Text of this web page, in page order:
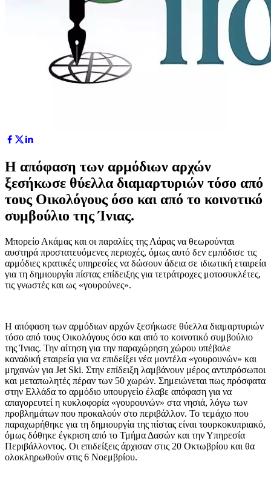
Η απόφαση των αρμόδιων αρχών
ξεσήκωσε θύελλα διαμαρτυριών τόσο από
τους Οικολόγους όσο και από το κοινοτικό
συμβούλιο της Ίνιας.
Μπορείο Ακάμας και οι παραλίες της Λάρας να θεωρούνται
αυστηρά προστατευόμενες περιοχές, όμως αυτό δεν εμπόδισε τις
αρμόδιες κρατικές υπηρεσίες να δώσουν άδεια σε ιδιωτική εταιρεία
για τη δημιουργία πίστας επίδειξης για τετράτροχες μοτοσυκλέτες,
τις γνωστές και ως «γουρούνες».
Η απόφαση των αρμόδιων αρχών ξεσήκωσε θύελλα διαμαρτυριών
τόσο από τους Οικολόγους όσο και από το κοινοτικό συμβούλιο
της Ίνιας. Την αίτηση για την παραχώρηση χώρου υπέβαλε
καναδική εταιρεία για να επιδείξει νέα μοντέλα «γουρουνών» και
μηχανών για Jet Ski. Στην επίδειξη λαμβάνουν μέρος αντιπρόσωποι
και μεταπωλητές πέραν των 50 χωρών. Σημειώνεται πως πρόσφατα
στην Ελλάδα το αρμόδιο υπουργείο έλαβε απόφαση για να
απαγορευτεί η κυκλοφορία «γουρουνών» στα νησιά, λόγω των
προβλημάτων που προκαλούν στο περιβάλλον. Το τεμάχιο που
παραχωρήθηκε για τη δημιουργία της πίστας είναι τουρκοκυπριακό,
όμως δόθηκε έγκριση από το Τμήμα Δασών και την Υπηρεσία
Περιβάλλοντος. Οι επιδείξεις άρχισαν στις 20 Οκτωβρίου και θα
ολοκληρωθούν στις 6 Νοεμβρίου.